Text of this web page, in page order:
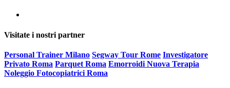
Visitate i nostri partner
Personal Trainer Milano Segway Tour Rome Investigatore
Privato Roma Parquet Roma Emorroidi Nuova Terapia
Noleggio Fotocopiatrici Roma